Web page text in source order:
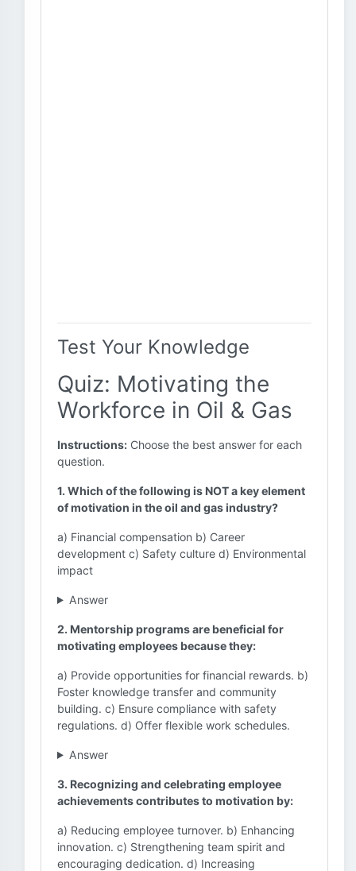
Test Your Knowledge
Quiz: Motivating the
Workforce in Oil & Gas
Instructions: Choose the best answer for each
question.
1. Which of the following is NOT a key element
of motivation in the oil and gas industry?
a) Financial compensation b) Career
development c) Safety culture d) Environmental
impact
Answer
2. Mentorship programs are beneficial for
motivating employees because they:
a) Provide opportunities for financial rewards. b)
Foster knowledge transfer and community
building. c) Ensure compliance with safety
regulations. d) Offer flexible work schedules.
Answer
3. Recognizing and celebrating employee
achievements contributes to motivation by:
a) Reducing employee turnover. b) Enhancing
innovation. c) Strengthening team spirit and
encouraging dedication. d) Increasing